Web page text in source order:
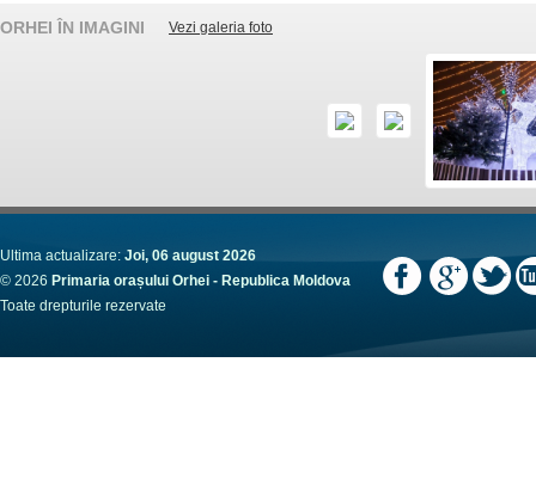
ORHEI ÎN IMAGINI Vezi galeria foto
Ultima actualizare: Joi, 06 august 2026
© 2026 Primaria orașului Orhei - Republica Moldova
Toate drepturile rezervate